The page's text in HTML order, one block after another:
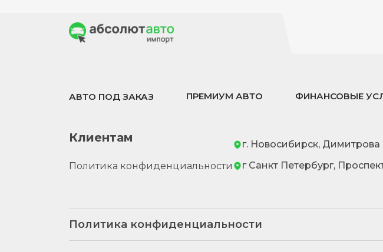
АВТО ПОД ЗАКАЗ ПРЕМИУМ АВТО ФИНАНСОВЫЕ
Клиентам
Политика конфиденциальности
г. Новосибирск, Димитрова
г Санкт Петербург,
Политика конфиденциальности